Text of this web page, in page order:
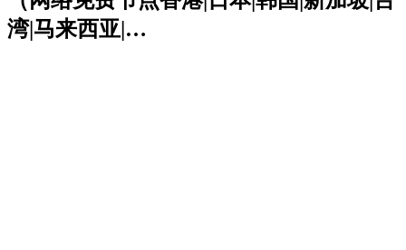
湾|马来西亚|…